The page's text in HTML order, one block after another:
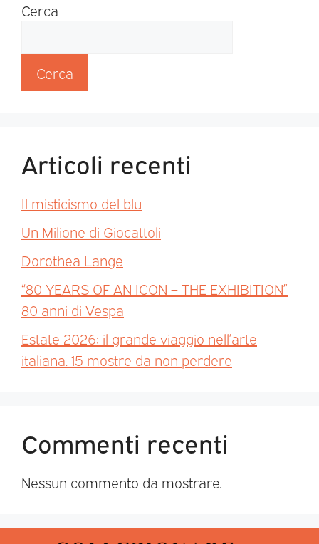
Cerca
Cerca
Articoli recenti
Il misticismo del blu
Un Milione di Giocattoli
Dorothea Lange
“80 YEARS OF AN ICON – THE EXHIBITION”
80 anni di Vespa
Estate 2026: il grande viaggio nell’arte
italiana. 15 mostre da non perdere
Commenti recenti
Nessun commento da mostrare.